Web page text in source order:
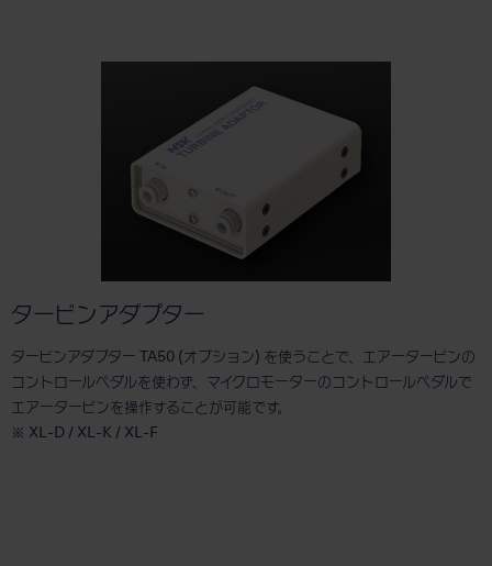
タービンアダプター
タービンアダプター TA50 (オプション) を使うことで、エアータービンの
コントロールペダルを使わず、マイクロモーターのコントロールペダルで
エアータービンを操作することが可能です。
※ XL-D / XL-K / XL-F